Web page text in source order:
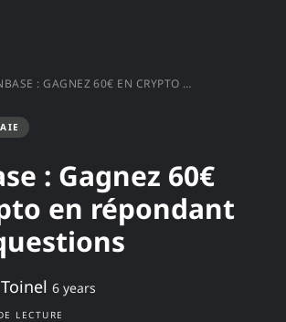
: GAGNEZ 60€ EN CRYPTO EN RÉPONDANT À DES QUESTIONS
: Gagnez 60€
en répondant
6 years
LECTURE